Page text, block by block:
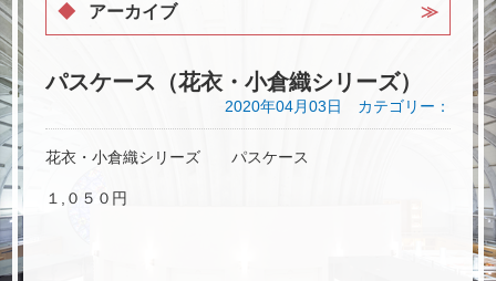
パスケース（花衣・小倉織シリーズ）
2020年04月03日 カテゴリー：
花衣・小倉織シリーズ パスケース
１,０５０円
アーカイブ